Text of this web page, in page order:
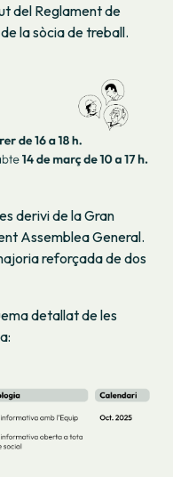
del Reglament de
la sòcia de treball.
derivi de la Gran
Assemblea General.
reforçada de dos
detallat de les